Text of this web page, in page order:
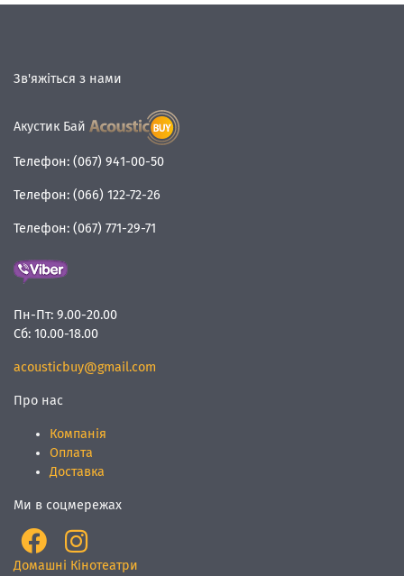
Зв'яжіться з нами
Акустик Бай
Телефон: (067) 941-00-50
Телефон: (066) 122-72-26
Телефон: (067) 771-29-71
Пн-Пт: 9.00-20.00
Сб: 10.00-18.00
acousticbuy@gmail.com
Про нас
Компанія
Оплата
Доставка
Ми в соцмережах
Домашні Кінотеатри